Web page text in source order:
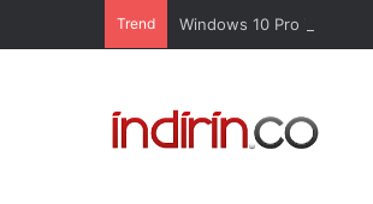
Trend Windows 10 Pro indir –